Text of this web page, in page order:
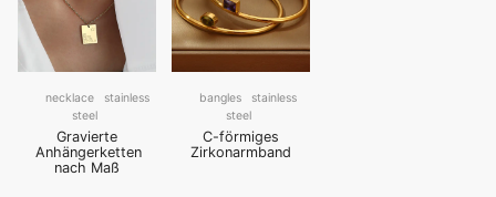
necklace
stainless
steel
Gravierte
Anhängerketten
nach Maß
bangles
stainless
steel
C-förmiges
Zirkonarmband